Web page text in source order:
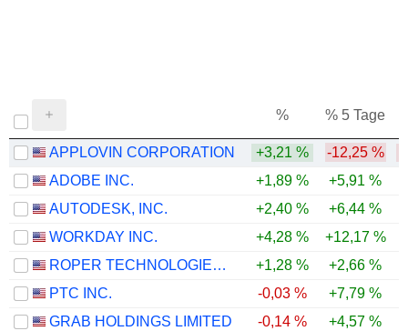
% % 5 Tage
APPLOVIN CORPORATION +3,21 % -12,25 %
ADOBE INC.
+1,89 % +5,91 %
AUTODESK, INC.
+2,40 % +6,44 %
WORKDAY INC.
+4,28 % +12,17 %
ROPER TECHNOLOGIES, INC.
+1,28 % +2,66 %
PTC INC.
-0,03 % +7,79 %
GRAB HOLDINGS LIMITED
-0,14 % +4,57 %